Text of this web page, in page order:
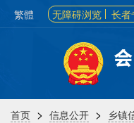
繁體 无障碍浏览 长者
首页 > 信息公开 > 乡镇